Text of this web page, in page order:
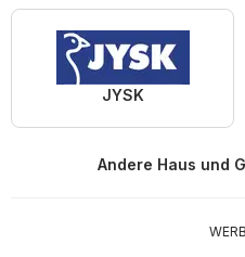
JYSK
Andere Haus und